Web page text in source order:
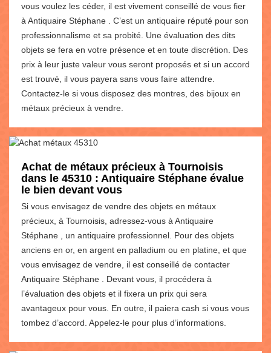
vous voulez les céder, il est vivement conseillé de vous fier
à Antiquaire Stéphane . C’est un antiquaire réputé pour son
professionnalisme et sa probité. Une évaluation des dits
objets se fera en votre présence et en toute discrétion. Des
prix à leur juste valeur vous seront proposés et si un accord
est trouvé, il vous payera sans vous faire attendre.
Contactez-le si vous disposez des montres, des bijoux en
métaux précieux à vendre.
Achat de métaux précieux à Tournoisis
dans le 45310 : Antiquaire Stéphane évalue
le bien devant vous
Si vous envisagez de vendre des objets en métaux
précieux, à Tournoisis, adressez-vous à Antiquaire
Stéphane , un antiquaire professionnel. Pour des objets
anciens en or, en argent en palladium ou en platine, et que
vous envisagez de vendre, il est conseillé de contacter
Antiquaire Stéphane . Devant vous, il procédera à
l’évaluation des objets et il fixera un prix qui sera
avantageux pour vous. En outre, il paiera cash si vous vous
tombez d’accord. Appelez-le pour plus d’informations.